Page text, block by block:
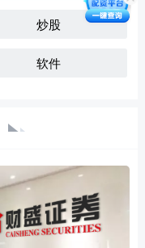
炒股
软件